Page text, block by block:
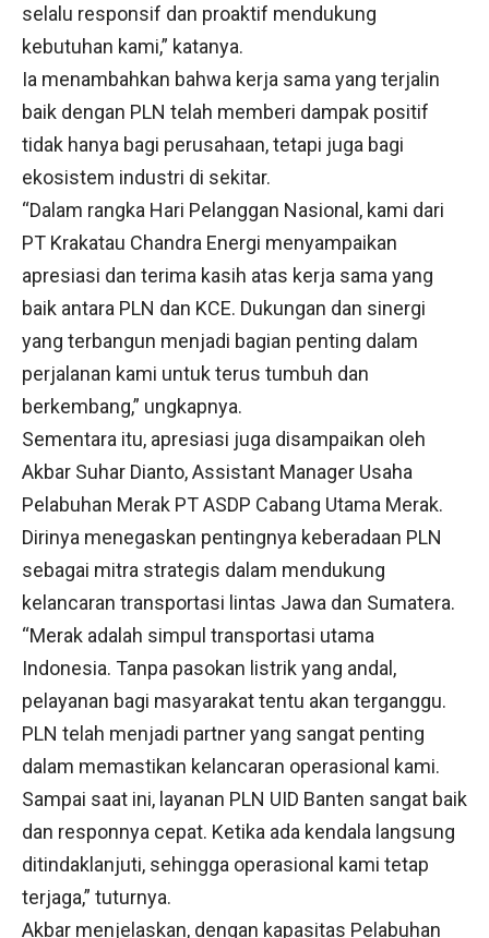
selalu responsif dan proaktif mendukung
kebutuhan kami,” katanya.
Ia menambahkan bahwa kerja sama yang terjalin
baik dengan PLN telah memberi dampak positif
tidak hanya bagi perusahaan, tetapi juga bagi
ekosistem industri di sekitar.
“Dalam rangka Hari Pelanggan Nasional, kami dari
PT Krakatau Chandra Energi menyampaikan
apresiasi dan terima kasih atas kerja sama yang
baik antara PLN dan KCE. Dukungan dan sinergi
yang terbangun menjadi bagian penting dalam
perjalanan kami untuk terus tumbuh dan
berkembang,” ungkapnya.
Sementara itu, apresiasi juga disampaikan oleh
Akbar Suhar Dianto, Assistant Manager Usaha
Pelabuhan Merak PT ASDP Cabang Utama Merak.
Dirinya menegaskan pentingnya keberadaan PLN
sebagai mitra strategis dalam mendukung
kelancaran transportasi lintas Jawa dan Sumatera.
“Merak adalah simpul transportasi utama
Indonesia. Tanpa pasokan listrik yang andal,
pelayanan bagi masyarakat tentu akan terganggu.
PLN telah menjadi partner yang sangat penting
dalam memastikan kelancaran operasional kami.
Sampai saat ini, layanan PLN UID Banten sangat baik
dan responnya cepat. Ketika ada kendala langsung
ditindaklanjuti, sehingga operasional kami tetap
terjaga,” tuturnya.
Akbar menjelaskan, dengan kapasitas Pelabuhan